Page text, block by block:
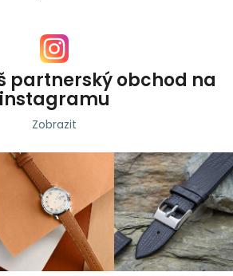
partnerský obchod na
instagramu
Zobrazit